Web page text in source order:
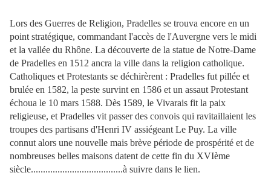
Lors des Guerres de Religion, Pradelles se trouva encore en un
point stratégique, commandant l'accès de l'Auvergne vers le midi
et la vallée du Rhône. La découverte de la statue de Notre-Dame
de Pradelles en 1512 ancra la ville dans la religion catholique.
Catholiques et Protestants se déchirèrent : Pradelles fut pillée et
brulée en 1582, la peste survint en 1586 et un assaut Protestant
échoua le 10 mars 1588. Dès 1589, le Vivarais fit la paix
religieuse, et Pradelles vit passer des convois qui ravitaillaient les
troupes des partisans d'Henri IV assiégeant Le Puy. La ville
connut alors une nouvelle mais brève période de prospérité et de
nombreuses belles maisons datent de cette fin du XVIème
siècle......................................à suivre dans le lien.